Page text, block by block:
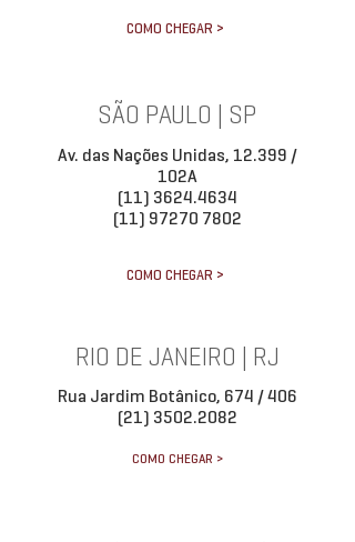
COMO CHEGAR >
SÃO PAULO | SP
Av. das Nações Unidas, 12.399 /
102A
(11) 3624.4634
(11) 97270 7802
COMO CHEGAR >
RIO DE JANEIRO | RJ
Rua Jardim Botânico, 674 / 406
(21) 3502.2082
COMO CHEGAR >